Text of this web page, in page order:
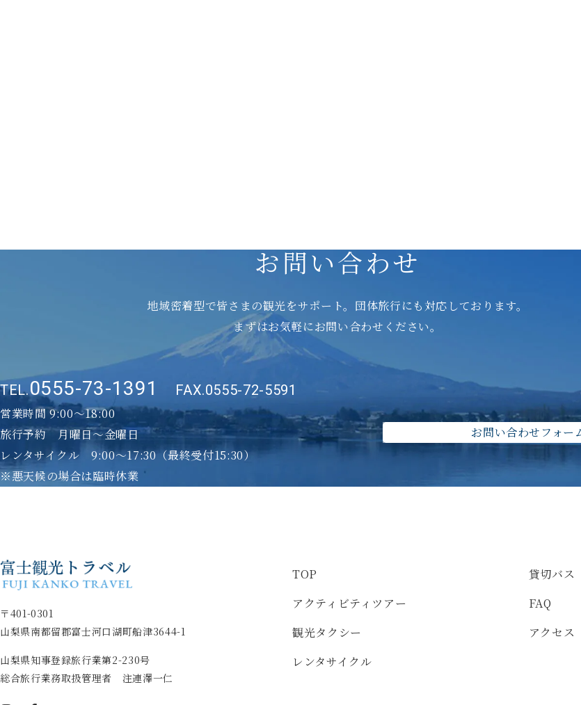
お問い合わせ
地域密着型で皆さまの観光をサポート。 団体旅行にも対応しております。
まずはお気軽にお問い合わせください。
TEL.0555-73-1391 FAX.0555-72-5591
営業時間 9:00～18:00
旅行予約 月曜日〜金曜日
レンタサイクル 9:00～17:30（最終受付15:30）
※悪天候の場合は臨時休業
お問い合わせフォー
〒401-0301
山梨県南都留郡富士河口湖町船津3644-1
山梨県知事登録旅行業第2-230号
総合旅行業務取扱管理者 注連澤一仁
TOP
アクティビティツアー
観光タクシー
レンタサイクル
貸切バス
FAQ
アクセス